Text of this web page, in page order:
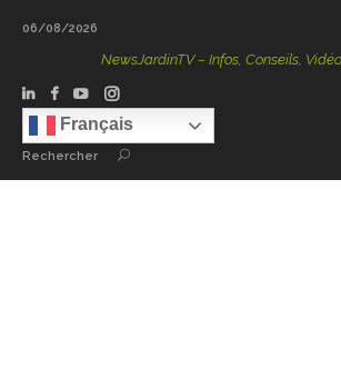
06/08/2026
NewsJardinTV – Infos, Conseils, Vidéos,
Français
Rechercher